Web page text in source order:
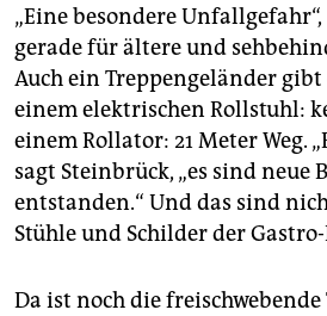
„Eine besondere
gerade für ältere und
Auch ein Treppengeländer
einem elektrischen Rollstuhl:
einem Rollator: 21 Meter Weg.
sagt Steinbrück, „es sind neue
entstanden.“ Und das sind
Stühle und Schilder der
Da ist noch die